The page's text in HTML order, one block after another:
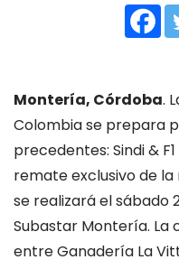
Montería, Córdoba.
Colombia se prepara
precedentes: Sindi &
remate exclusivo de la
se realizará el sábado
Subastar Montería. La
entre Ganadería La